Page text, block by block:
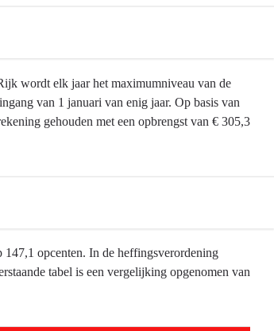
wordt elk jaar het maximumniveau van de
van 1 januari van enig jaar. Op basis van
gehouden met een opbrengst van € 305,3
opcenten. In de heffingsverordening
tabel is een vergelijking opgenomen van